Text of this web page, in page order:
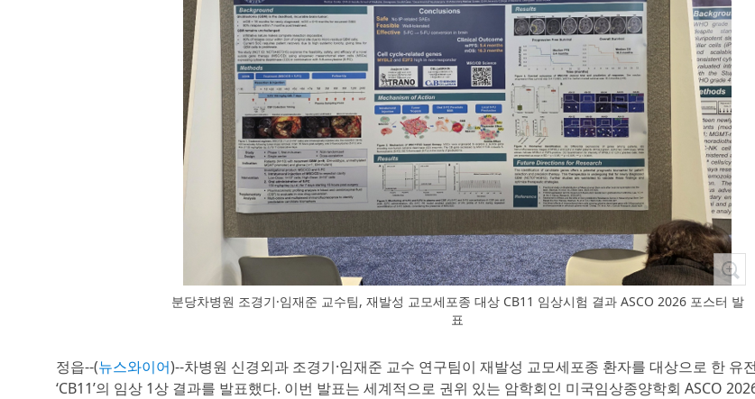
분당차병원 조경기·임재준 교수팀, 재발성 교모세포종 대상 CB11 임상시험 결과 ASCO 2026 포스터 발
표
정읍--(뉴스와이어)--차병원 신경외과 조경기·임재준 교수 연구팀이 재발성 교모세포종 환자를 대상으로 한 유
‘CB11’의 임상 1상 결과를 발표했다. 이번 발표는 세계적으로 권위 있는 암학회인 미국임상종양학회 ASCO